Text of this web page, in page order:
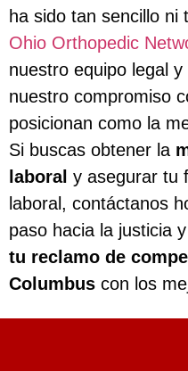
ha sido tan sencillo ni
Ohio Orthopedic
nuestro equipo legal
nuestro compromiso
posicionan como la
Si buscas obtener la
laboral y asegurar tu
laboral, contáctanos
paso hacia la justicia
tu reclamo de
Columbus con los